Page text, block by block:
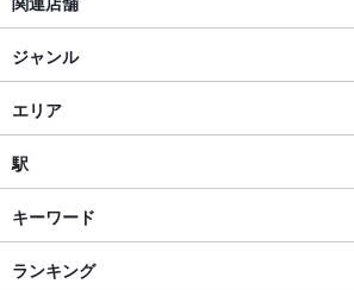
ダーツカフェ デルタ
【団体貸切OK】ダーツカフェデルタ亀戸店
【団体貸切OK】ダーツカフェデルタ浅草橋店
【団体貸切OK】ダーツカフェデルタ神田店
×DartsCafeDELTA
ジャンル
ダイニングバー・バル
スペインバル・イタリアンバール
錦糸町・浅草橋・両国・亀戸 × ダイニングバ
錦糸町・浅草橋・両国・亀戸 × スペインバル
エリア
新小岩
新小岩 × ダイニングバー・バル
新小岩 × スペインバル・イタリアンバール
駅
小岩駅
新小岩駅
キーワード
からあげ
ランキング